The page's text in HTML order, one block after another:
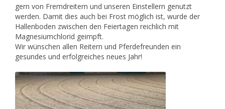
gern von Fremdreitern und unseren Einstellern genutzt
werden. Damit dies auch bei Frost möglich ist, wurde der
Hallenboden zwischen den Feiertagen reichlich mit
Magnesiumchlorid geimpft.
Wir wünschen allen Reitern und Pferdefreunden ein
gesundes und erfolgreiches neues Jahr!